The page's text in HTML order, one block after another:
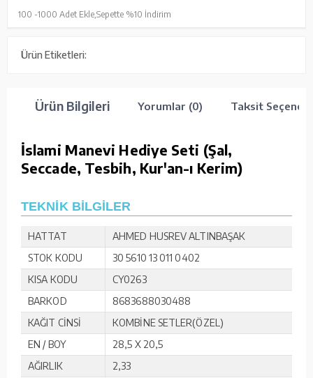
100 -1000 Adet Ekle, Sepette %10 İndirim
Ürün Etiketleri:
Ürün Bilgileri Yorumlar (0) Taksit
İslami Manevi Hediye Seti (Şal,
Seccade, Tesbih, Kur'an-ı Kerim)
TEKNİK BİLGİLER
HATTAT
AHMED HUSREV ALTINBAŞAK
STOK KODU
30 5610 13 011 0402
KISA KODU
CY0263
BARKOD
8683688030488
KAĞIT CİNSİ
KOMBİNE SETLER(ÖZEL)
EN / BOY
28,5 X 20,5
AĞIRLIK
2,33